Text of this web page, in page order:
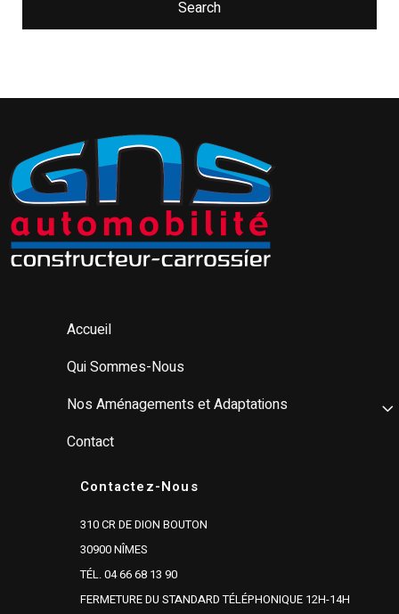
Search
Accueil
Qui Sommes-Nous
Nos Aménagements et Adaptations
Contact
Contactez-Nous
310 CR DE DION BOUTON
30900 NÎMES
TÉL. 04 66 68 13 90
FERMETURE DU STANDARD TÉLÉPHONIQUE 12H-14H